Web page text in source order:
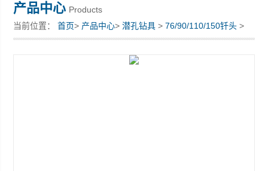
产品中心 Products
当前位置：首页> 产品中心>潜孔钻具 >76/90/110/150钎头 >
钎头